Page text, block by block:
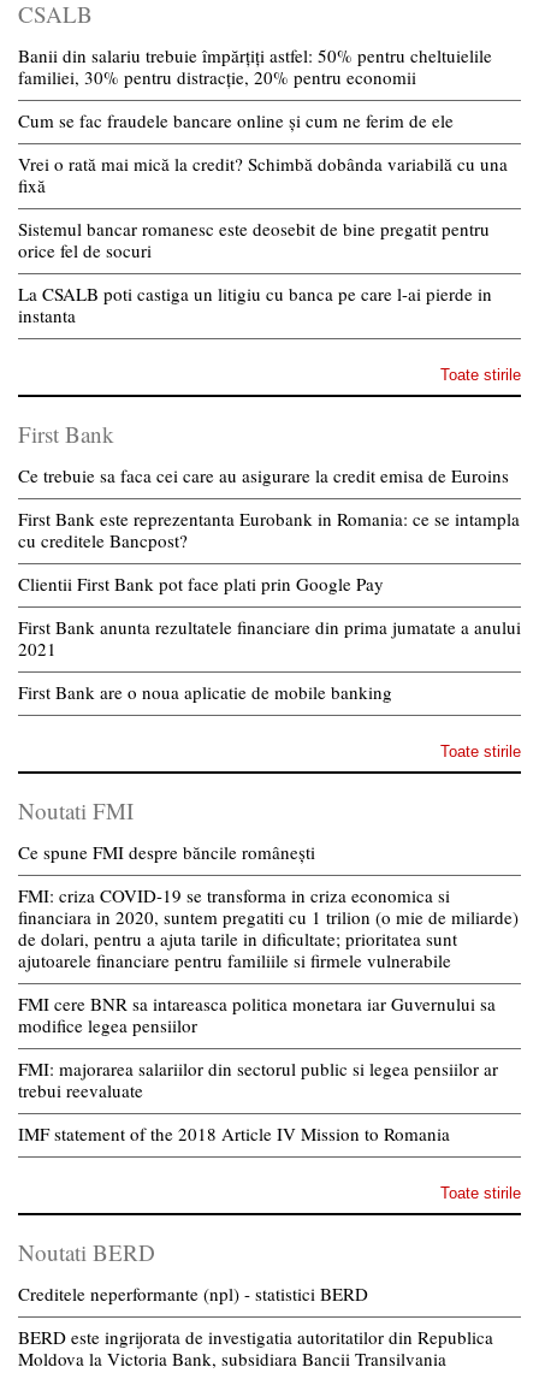
CSALB
Banii din salariu trebuie împărțiți astfel: 50% pentru cheltuielile
familiei, 30% pentru distracție, 20% pentru economii
Cum se fac fraudele bancare online și cum ne ferim de ele
Vrei o rată mai mică la credit? Schimbă dobânda variabilă cu una
fixă
Sistemul bancar romanesc este deosebit de bine pregatit pentru
orice fel de socuri
La CSALB poti castiga un litigiu cu banca pe care l-ai pierde in
instanta
Toate stirile
First Bank
Ce trebuie sa faca cei care au asigurare la credit emisa de Euroins
First Bank este reprezentanta Eurobank in Romania: ce se intampla
cu creditele Bancpost?
Clientii First Bank pot face plati prin Google Pay
First Bank anunta rezultatele financiare din prima jumatate a anului
2021
First Bank are o noua aplicatie de mobile banking
Toate stirile
Noutati FMI
Ce spune FMI despre băncile românești
FMI: criza COVID-19 se transforma in criza economica si
financiara in 2020, suntem pregatiti cu 1 trilion (o mie de miliarde)
de dolari, pentru a ajuta tarile in dificultate; prioritatea sunt
ajutoarele financiare pentru familiile si firmele vulnerabile
FMI cere BNR sa intareasca politica monetara iar Guvernului sa
modifice legea pensiilor
FMI: majorarea salariilor din sectorul public si legea pensiilor ar
trebui reevaluate
IMF statement of the 2018 Article IV Mission to Romania
Toate stirile
Noutati BERD
Creditele neperformante (npl) - statistici BERD
BERD este ingrijorata de investigatia autoritatilor din Republica
Moldova la Victoria Bank, subsidiara Bancii Transilvania